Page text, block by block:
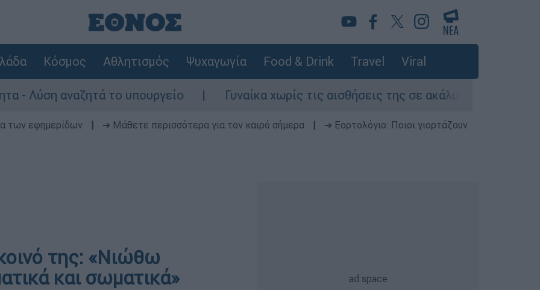
Κόσμος Αθλητισμός Ψυχαγωγία Food & Drink Travel Viral
αναζητά το υπουργείο Γυναίκα χωρίς τις αισθήσεις της σε ακάλυπτο
των εφημερίδων ➔ Μάθετε περισσότερα για τον καιρό σήμερα
➔ Εορτολόγιο: Ποιοι γιορτάζουν
της: «Νιώθω
και σωματικά»